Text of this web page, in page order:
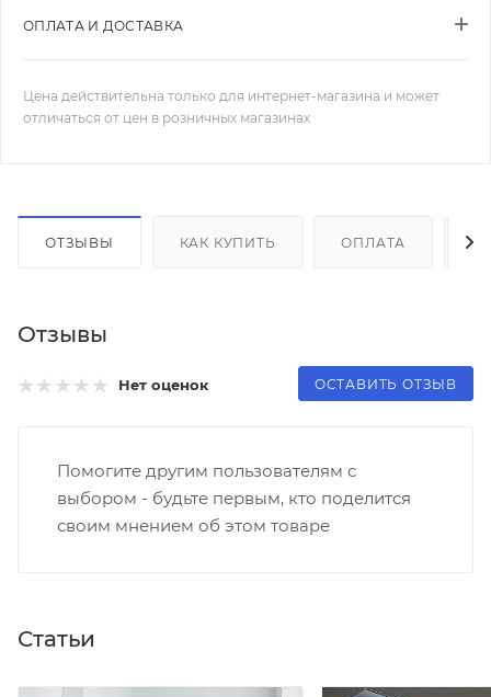
ОПЛАТА И ДОСТАВКА
Цена действительна только для интернет-магазина и может
отличаться от цен в розничных магазинах
ОТЗЫВЫ КАК КУПИТЬ ОПЛАТА
Отзывы
Нет оценок ОСТАВИТЬ ОТЗЫВ
Помогите другим пользователям с
выбором - будьте первым, кто поделится
своим мнением об этом товаре
Статьи